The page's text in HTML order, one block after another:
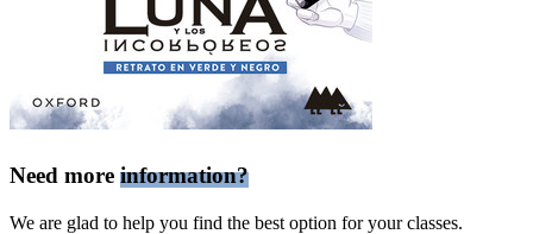
Need more information?
We are glad to help you find the best option for your classes.